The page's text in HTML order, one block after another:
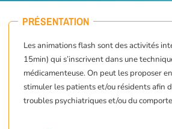
PRÉSENTATION
Les animations flash sont des activités
15min) qui s’inscrivent dans une
médicamenteuse. On peut les proposer
stimuler les patients et/ou résidents afin
troubles psychiatriques et/ou du